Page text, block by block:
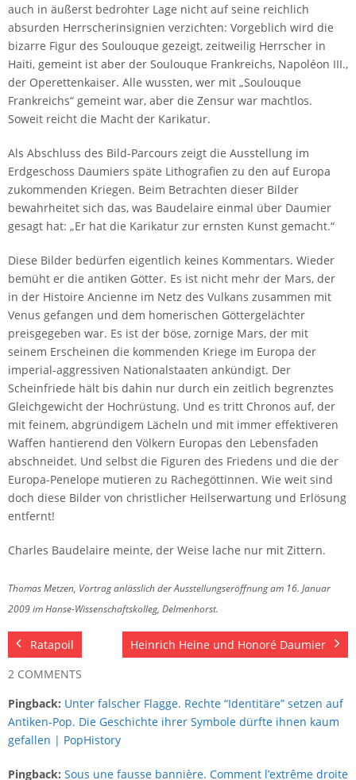
auch in äußerst bedrohter Lage nicht auf seine reichlich
absurden Herrscherinsignien verzichten: Vorgeblich wird die
bizarre Figur des Soulouque gezeigt, zeitweilig Herrscher in
Haiti, gemeint ist aber der Soulouque Frankreichs, Napoléon III.,
der Operettenkaiser. Alle wussten, wer mit „Soulouque
Frankreichs“ gemeint war, aber die Zensur war machtlos.
Soweit reicht die Macht der Karikatur.
Als Abschluss des Bild-Parcours zeigt die Ausstellung im
Erdgeschoss Daumiers späte Lithografien zu den auf Europa
zukommenden Kriegen. Beim Betrachten dieser Bilder
bewahrheitet sich das, was Baudelaire einmal über Daumier
gesagt hat: „Er hat die Karikatur zur ernsten Kunst gemacht.“
Diese Bilder bedürfen eigentlich keines Kommentars. Wieder
bemüht er die antiken Götter. Es ist nicht mehr der Mars, der
in der Histoire Ancienne im Netz des Vulkans zusammen mit
Venus gefangen und dem homerischen Göttergelächter
preisgegeben war. Es ist der böse, zornige Mars, der mit
seinem Erscheinen die kommenden Kriege im Europa der
imperial-aggressiven Nationalstaaten ankündigt. Der
Scheinfriede hält bis dahin nur durch ein zeitlich begrenztes
Gleichgewicht der Hochrüstung. Und es tritt Chronos auf, der
mit feinem, abgründigem Lächeln und mit immer effektiveren
Waffen hantierend den Völkern Europas den Lebensfaden
abschneidet. Und selbst die Figuren des Friedens und die der
Europa-Penelope mutieren zu Rachegöttinnen. Wie weit sind
doch diese Bilder von christlicher Heilserwartung und Erlösung
entfernt!
Charles Baudelaire meinte, der Weise lache nur mit Zittern.
Thomas Metzen, Vortrag anlässlich der Ausstellungseröffnung am 16. Januar
2009 im Hanse-Wissenschaftskolleg, Delmenhorst.
Ratapoil
Heinrich Heine und Honoré Daumier
2 COMMENTS
Pingback: Unter falscher Flagge. Rechte “Identitäre” setzen auf
Antiken-Pop. Die Geschichte ihrer Symbole dürfte ihnen kaum
gefallen | PopHistory
Pingback: Sous une fausse bannière. Comment l’extrême droite